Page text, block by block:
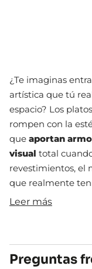
¿Te imaginas
artística que tú
espacio? Los
rompen con la
que aportan
visual total
revestimientos, el
que realmente
Esta gama de
importante: la
durabilidad.
Leer más
Preguntas